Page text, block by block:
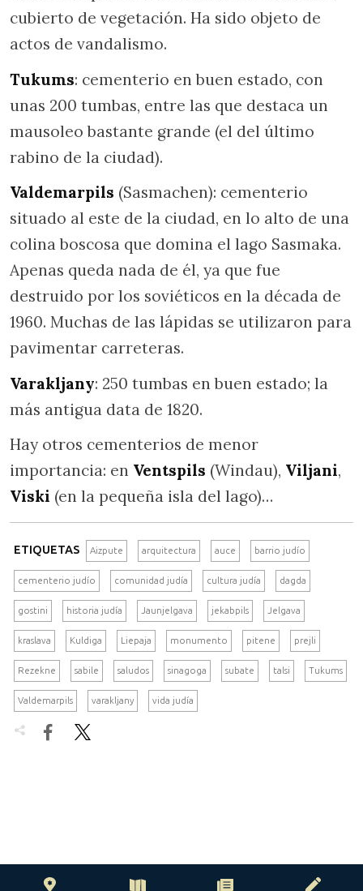
cubierto de vegetación. Ha sido objeto de
actos de vandalismo.
Tukums: cementerio en buen estado, con
unas 200 tumbas, entre las que destaca un
mausoleo bastante grande (el del último
rabino de la ciudad).
Valdemarpils (Sasmachen): cementerio
situado al este de la ciudad, en lo alto de una
colina boscosa que domina el lago Sasmaka.
Apenas queda nada de él, ya que fue
destruido por los soviéticos en la década de
1960. Muchas de las lápidas se utilizaron para
pavimentar carreteras.
Varakljany: 250 tumbas en buen estado; la
más antigua data de 1820.
Hay otros cementerios de menor
importancia: en Ventspils (Windau), Viljani,
Viski (en la pequeña isla del lago)…
ETIQUETAS Aizpute arquitectura auce barrio judío
cementerio judío comunidad judía cultura judía dagda
gostini historia judía Jaunjelgava jekabpils Jelgava
kraslava Kuldiga Liepaja monumento pitene prejli
Rezekne sabile saludos sinagoga subate talsi Tukums
Valdemarpils varakljany vida judía
 